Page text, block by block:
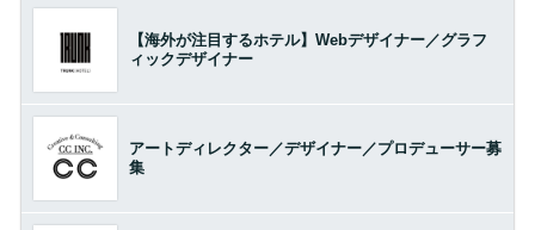
【海外が注目するホテル】Webデザイナー／グラフ
ィックデザイナー
アートディレクター／デザイナー／プロデューサー募
集